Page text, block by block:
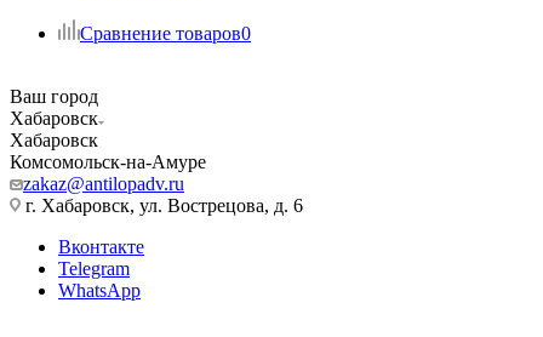
Сравнение товаров0
Ваш город
Хабаровск
Хабаровск
Комсомольск-на-Амуре
zakaz@antilopadv.ru
г. Хабаровск, ул. Вострецова, д. 6
Вконтакте
Telegram
WhatsApp